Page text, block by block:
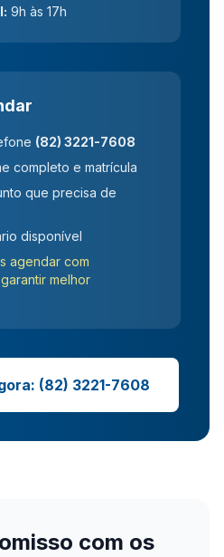
9h às 17h
(82) 3221-7608
completo e matrícula
que precisa de
disponível
agendar com
melhor
(82) 3221-7608
com os